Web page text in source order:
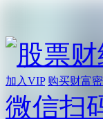
加入VIP 购买财富
微信扫